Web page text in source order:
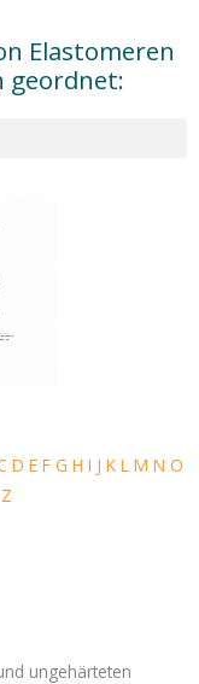
Elastomeren
geordnet:
D E F G H I J K L M N O
Z
ungehärteten